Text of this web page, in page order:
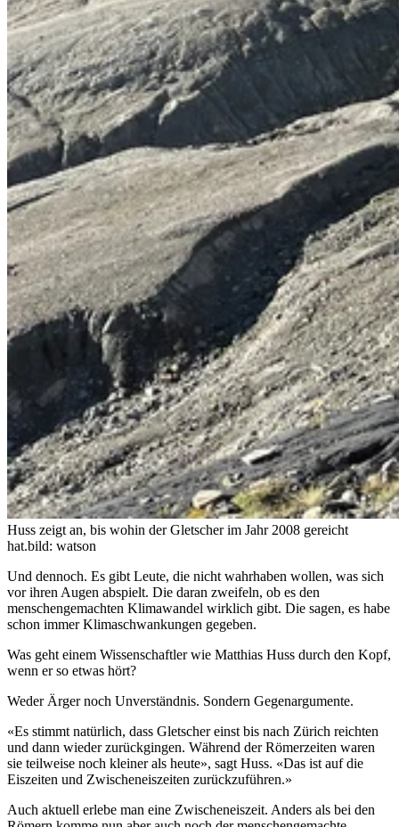
Huss zeigt an, bis wohin der Gletscher im Jahr 2008 gereicht
hat.bild: watson
Und dennoch. Es gibt Leute, die nicht wahrhaben wollen, was sich
vor ihren Augen abspielt. Die daran zweifeln, ob es den
menschengemachten Klimawandel wirklich gibt. Die sagen, es habe
schon immer Klimaschwankungen gegeben.
Was geht einem Wissenschaftler wie Matthias Huss durch den Kopf,
wenn er so etwas hört?
Weder Ärger noch Unverständnis. Sondern Gegenargumente.
«Es stimmt natürlich, dass Gletscher einst bis nach Zürich reichten
und dann wieder zurückgingen. Während der Römerzeiten waren
sie teilweise noch kleiner als heute», sagt Huss. «Das ist auf die
Eiszeiten und Zwischeneiszeiten zurückzuführen.»
Auch aktuell erlebe man eine Zwischeneiszeit. Anders als bei den